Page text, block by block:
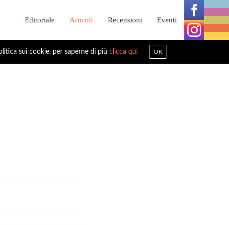
sui cookie, per saperne di più clicca qui OK
Editoriale Articoli Recensioni Eventi